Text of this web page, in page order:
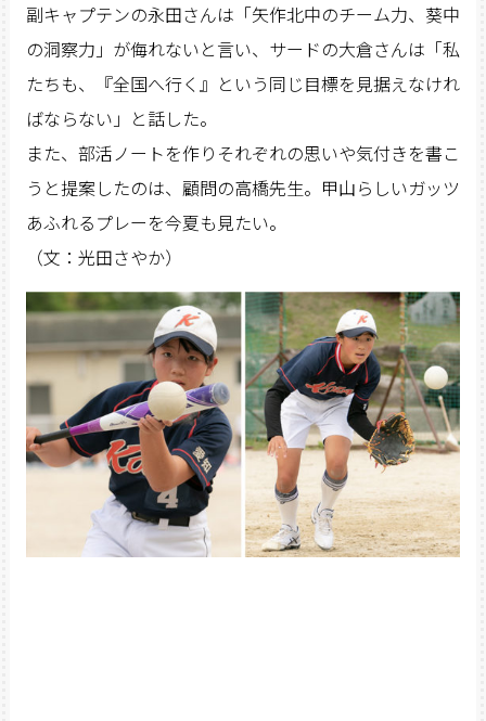
副キャプテンの永田さんは「矢作北中のチーム力、葵中
の洞察力」が侮れないと言い、サードの大倉さんは「私
たちも、『全国へ行く』という同じ目標を見据えなけれ
ばならない」と話した。
また、部活ノートを作りそれぞれの思いや気付きを書こ
うと提案したのは、顧問の高橋先生。甲山らしいガッツ
あふれるプレーを今夏も見たい。
（文：光田さやか）